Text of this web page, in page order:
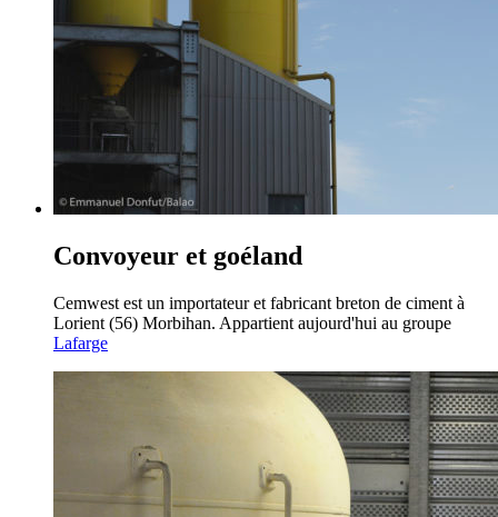
Convoyeur et goéland
Cemwest est un importateur et fabricant breton de ciment à
Lorient (56) Morbihan. Appartient aujourd'hui au groupe
Lafarge